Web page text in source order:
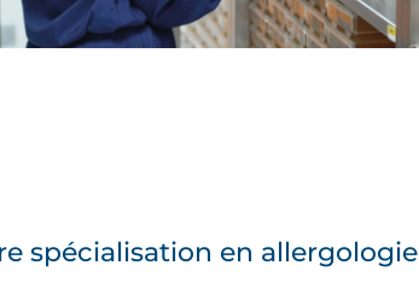
spécialisation en allergologie